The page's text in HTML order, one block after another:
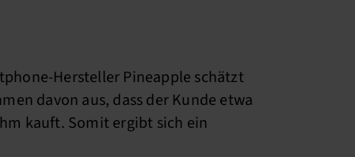
Hersteller Pineapple schätzt
davon aus, dass der Kunde etwa
kauft. Somit ergibt sich ein